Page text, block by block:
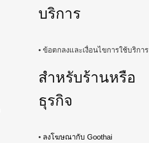
บริการ
• ข้อตกลงและเงื่อนไขการใช้บริการ
สำหรับร้านหรือ
ธุรกิจ
• ลงโฆษณากับ Goothai